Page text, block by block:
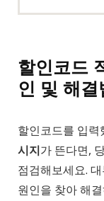
할인코드
인 및 해결
할인코드를 입력
시지가 뜬다면,
점검해보세요.
원인을 찾아 해